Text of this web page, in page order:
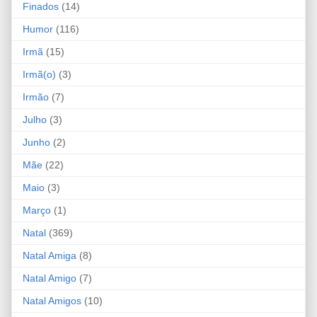
Finados (14)
Humor (116)
Irmã (15)
Irmã(o) (3)
Irmão (7)
Julho (3)
Junho (2)
Mãe (22)
Maio (3)
Março (1)
Natal (369)
Natal Amiga (8)
Natal Amigo (7)
Natal Amigos (10)